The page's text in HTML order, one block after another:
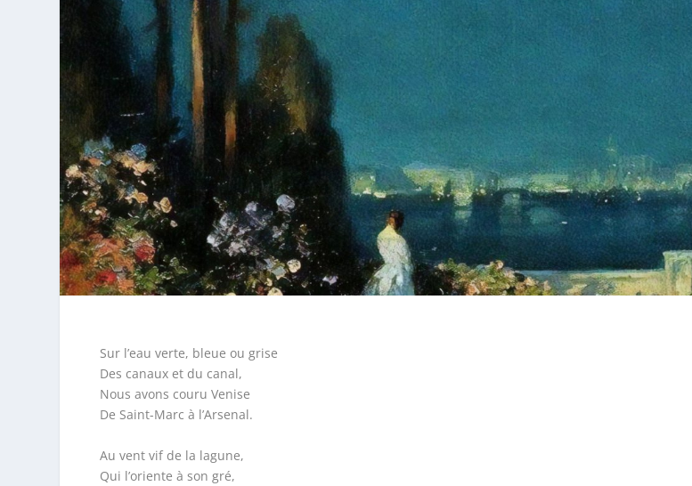
Sur l’eau verte, bleue ou grise
Des canaux et du canal,
Nous avons couru Venise
De Saint-Marc à l’Arsenal.
Au vent vif de la lagune,
Qui l’oriente à son gré,